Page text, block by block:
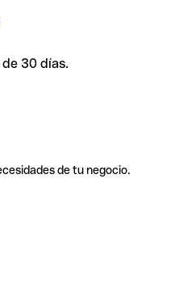
30 días.
de tu negocio.